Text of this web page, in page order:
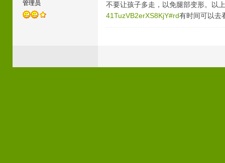
管理员
不要让孩子多走，以免腿部变形。以
41TuzVB2erXS8KjY#rd有时间可以去